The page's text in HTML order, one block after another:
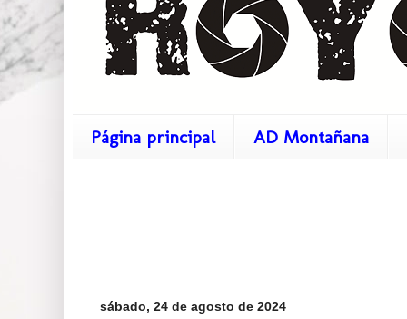
Página principal AD Montañana
sábado, 24 de agosto de 2024